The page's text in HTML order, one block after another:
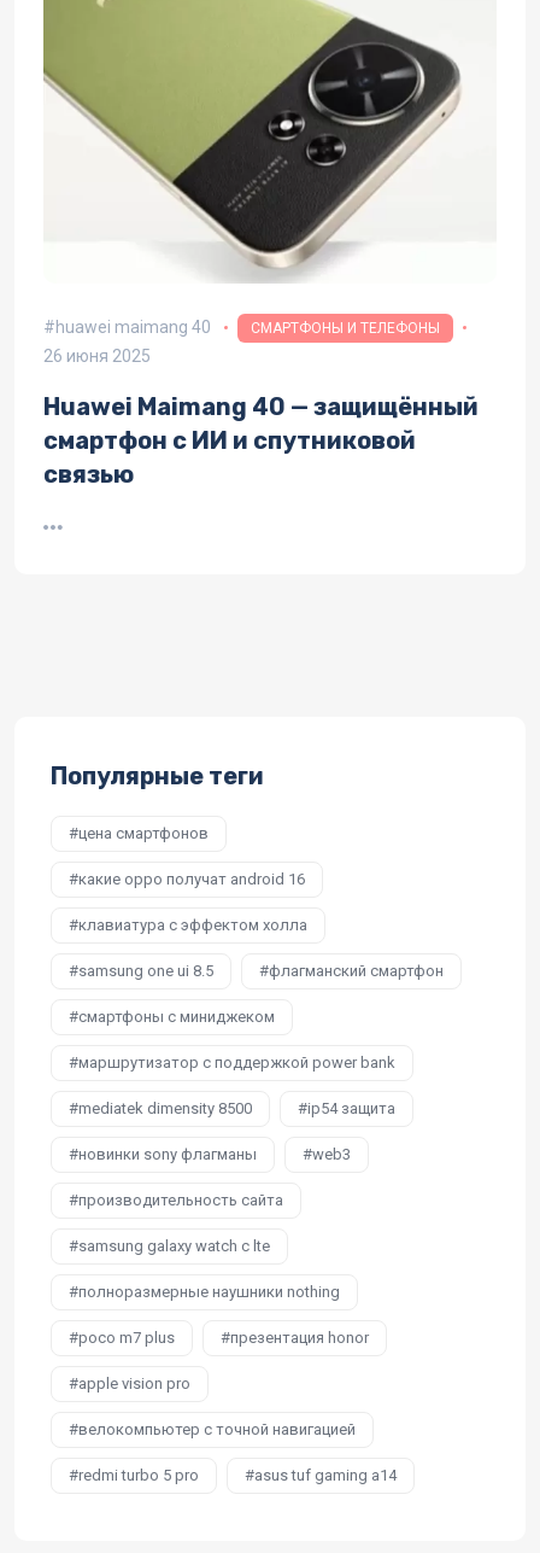
huawei maimang 40 СМАРТФОНЫ И ТЕЛЕФОНЫ
26 июня 2025
Huawei Maimang 40 — защищённый
смартфон с ИИ и спутниковой
связью
Популярные теги
цена смартфонов
какие oppo получат android 16
клавиатура с эффектом холла
samsung one ui 8.5 флагманский смартфон
смартфоны с миниджеком
маршрутизатор с поддержкой power bank
mediatek dimensity 8500 ip54 защита
новинки sony флагманы web3
производительность сайта
samsung galaxy watch с lte
полноразмерные наушники nothing
poco m7 plus презентация honor
apple vision pro
велокомпьютер с точной навигацией
redmi turbo 5 pro asus tuf gaming a14